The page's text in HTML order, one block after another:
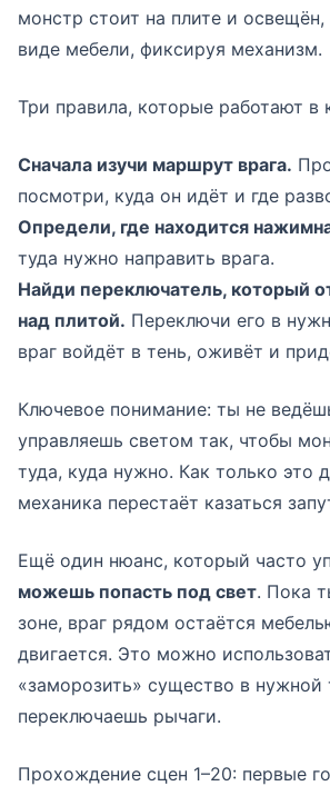
монстр стоит на плите и
виде мебели, фиксируя механизм.
Три правила, которые работают в
Сначала изучи маршрут врага.
посмотри, куда он идёт и где
Определи, где находится
туда нужно направить врага.
Найди переключатель, который
над плитой. Переключи его в
враг войдёт в тень, оживёт и
Ключевое понимание: ты не
управляешь светом так, чтобы
туда, куда нужно. Как только это
механика перестаёт казаться
Ещё один нюанс, который часто
можешь попасть под свет. Пока
зоне, враг рядом остаётся
двигается. Это можно
«заморозить» существо в нужной
переключаешь рычаги.
Прохождение сцен 1–20: первые